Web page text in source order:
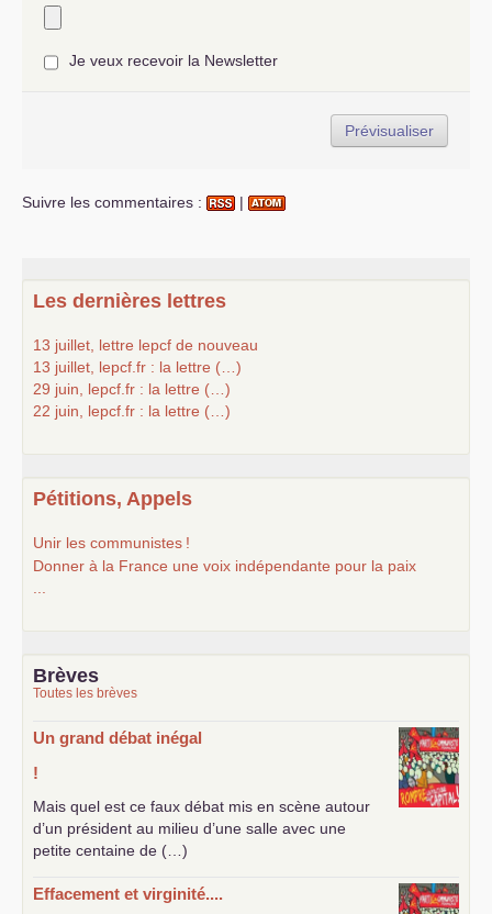
Je veux recevoir la Newsletter
Suivre les commentaires : |
Les dernières lettres
13 juillet, lettre lepcf de nouveau
13 juillet, lepcf.fr : la lettre (…)
29 juin, lepcf.fr : la lettre (…)
22 juin, lepcf.fr : la lettre (…)
Pétitions, Appels
Unir les communistes !
Donner à la France une voix indépendante pour la paix
Brèves
Toutes les brèves
Un grand débat inégal
!
Mais quel est ce faux débat mis en scène autour
d’un président au milieu d’une salle avec une
petite centaine de (…)
Effacement et virginité....